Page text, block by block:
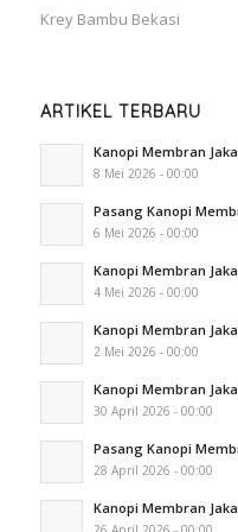
Krey Bambu Bekasi
ARTIKEL TERBARU
Kanopi Membran
8 Mei 2026 - 00:00
Pasang Kanopi
6 Mei 2026 - 00:00
Kanopi Membran
4 Mei 2026 - 00:00
Kanopi Membran
2 Mei 2026 - 00:00
Kanopi Membran
30 April 2026 - 00:00
Pasang Kanopi
28 April 2026 - 00:00
Kanopi Membran